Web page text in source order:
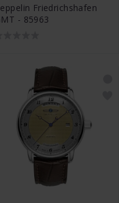
Friedrichshafen
- 85963